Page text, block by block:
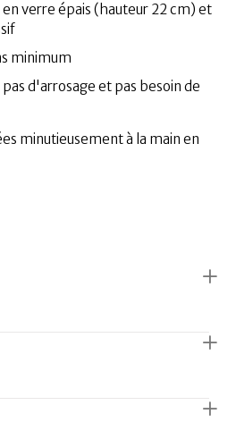
verre épais (hauteur 22 cm) et
minimum
d'arrosage et pas besoin de
minutieusement à la main en